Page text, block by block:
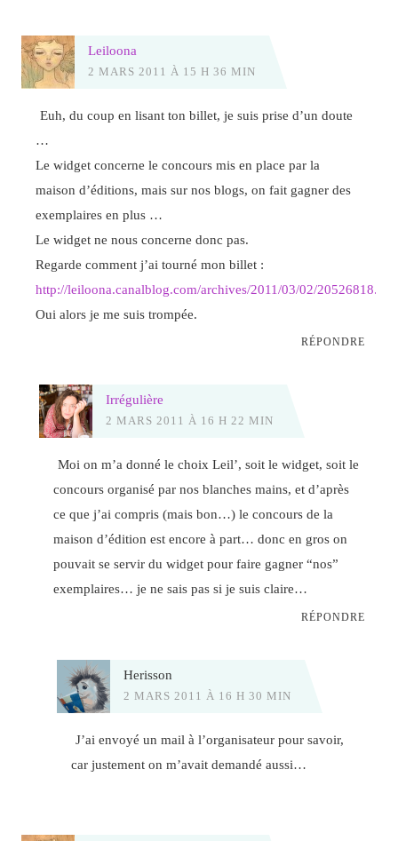
Leiloona
2 MARS 2011 À 15 H 36 MIN
Euh, du coup en lisant ton billet, je suis prise d’un doute
…
Le widget concerne le concours mis en place par la
maison d’éditions, mais sur nos blogs, on fait gagner des
exemplaires en plus …
Le widget ne nous concerne donc pas.
Regarde comment j’ai tourné mon billet :
http://leiloona.canalblog.com/archives/2011/03/02/
Oui alors je me suis trompée.
RÉPONDRE
Irrégulière
2 MARS 2011 À 16 H 22 MIN
Moi on m’a donné le choix Leil’, soit le widget, soit le
concours organisé par nos blanches mains, et d’après
ce que j’ai compris (mais bon…) le concours de la
maison d’édition est encore à part… donc en gros on
pouvait se servir du widget pour faire gagner “nos”
exemplaires… je ne sais pas si je suis claire…
RÉPONDRE
Herisson
2 MARS 2011 À 16 H 30 MIN
J’ai envoyé un mail à l’organisateur pour savoir,
car justement on m’avait demandé aussi…